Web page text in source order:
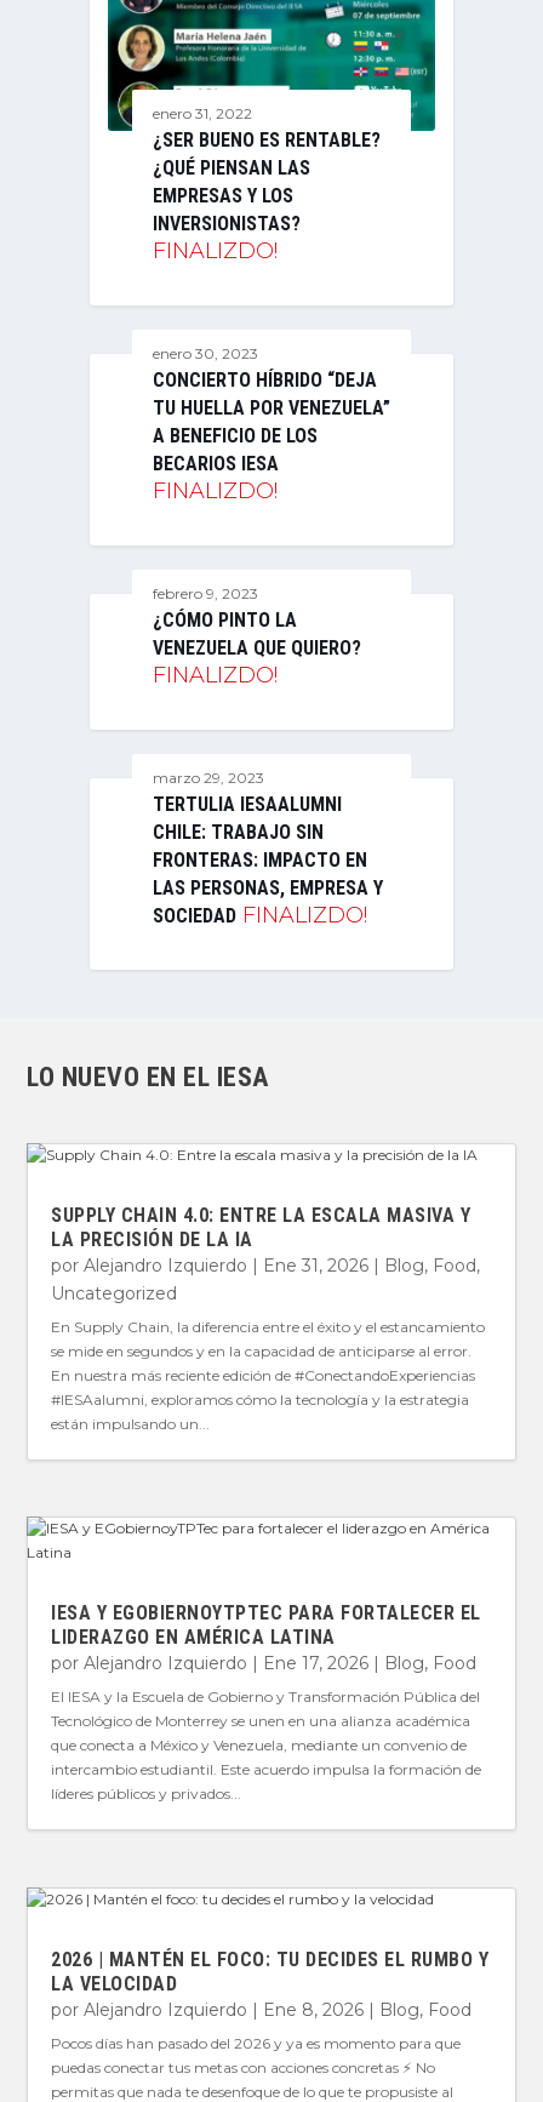
enero 31, 2022
¿SER BUENO ES RENTABLE?
¿QUÉ PIENSAN LAS
EMPRESAS Y LOS
INVERSIONISTAS?
FINALIZDO!
enero 30, 2023
CONCIERTO HÍBRIDO “DEJA
TU HUELLA POR VENEZUELA”
A BENEFICIO DE LOS
BECARIOS IESA
FINALIZDO!
febrero 9, 2023
¿CÓMO PINTO LA
VENEZUELA QUE QUIERO?
FINALIZDO!
marzo 29, 2023
TERTULIA IESAALUMNI
CHILE: TRABAJO SIN
FRONTERAS: IMPACTO EN
LAS PERSONAS, EMPRESA Y
SOCIEDAD FINALIZDO!
LO NUEVO EN EL IESA
SUPPLY CHAIN 4.0: ENTRE LA ESCALA MASIVA Y
LA PRECISIÓN DE LA IA
porAlejandro Izquierdo | Ene 31, 2026 | Blog, Food,
Uncategorized
En Supply Chain, la diferencia entre el éxito y el estancamiento
se mide en segundos y en la capacidad de anticiparse al error.
En nuestra más reciente edición de #ConectandoExperiencias
#IESAalumni, exploramos cómo la tecnología y la estrategia
están impulsando un...
IESA Y EGOBIERNOYTPTEC PARA FORTALECER EL
LIDERAZGO EN AMÉRICA LATINA
porAlejandro Izquierdo | Ene 17, 2026 | Blog, Food
El IESA y la Escuela de Gobierno y Transformación Pública del
Tecnológico de Monterrey se unen en una alianza académica
que conecta a México y Venezuela, mediante un convenio de
intercambio estudiantil. Este acuerdo impulsa la formación de
líderes públicos y privados...
2026 | MANTÉN EL FOCO: TU DECIDES EL RUMBO Y
LA VELOCIDAD
porAlejandro Izquierdo | Ene 8, 2026 | Blog, Food
Pocos días han pasado del 2026 y ya es momento para que
puedas conectar tus metas con acciones concretas ⚡️ No
permitas que nada te desenfoque de lo que te propusiste al